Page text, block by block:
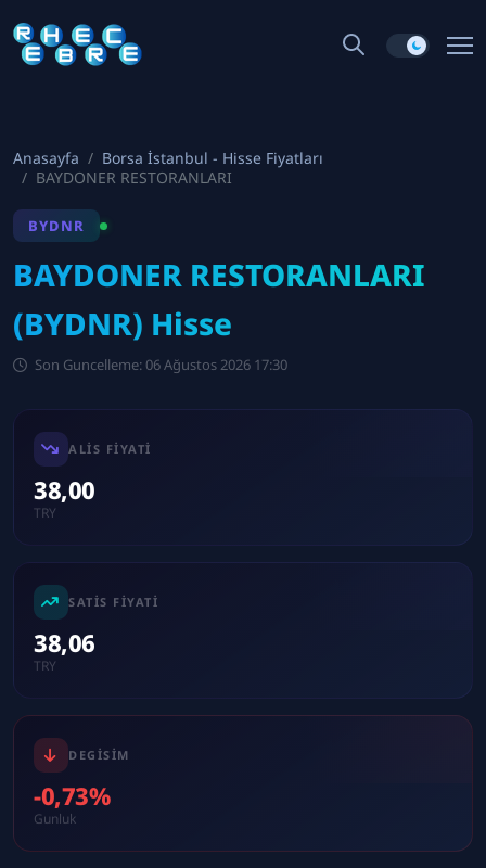
Anasayfa
Borsa İstanbul - Hisse Fiyatları
BAYDONER RESTORANLARI
BYDNR
BAYDONER RESTORANLARI
(BYDNR) Hisse
Son Guncelleme: 06 Ağustos 2026 17:30
ALIS FIYATI
38,00
TRY
SATIS FIYATI
38,06
TRY
DEGISIM
-0,73%
Gunluk